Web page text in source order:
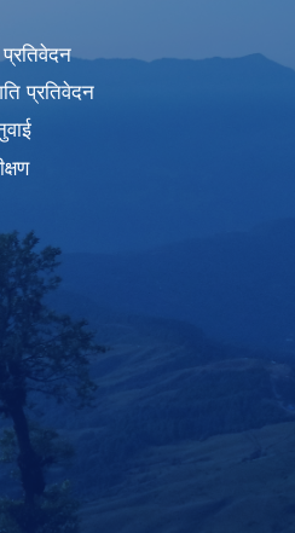
प्रतिवेदन
प्रतिवेदन